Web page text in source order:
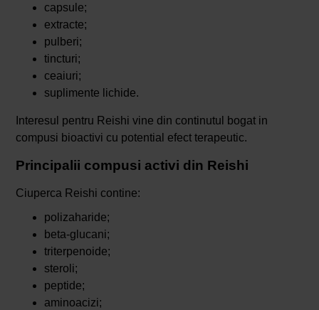
capsule;
extracte;
pulberi;
tincturi;
ceaiuri;
suplimente lichide.
Interesul pentru Reishi vine din continutul bogat in
compusi bioactivi cu potential efect terapeutic.
Principalii compusi activi din Reishi
Ciuperca Reishi contine:
polizaharide;
beta-glucani;
triterpenoide;
steroli;
peptide;
aminoacizi;